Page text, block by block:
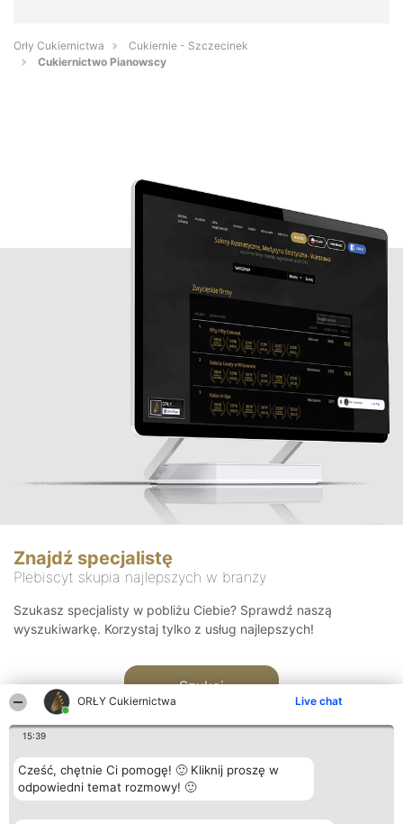
ORŁY Cukiernictwa Live chat
15:39
Cześć, chętnie Ci pomogę! 🙂 Kliknij proszę w
odpowiedni temat rozmowy! 🙂
Orły Cukiernictwa
Cukiernie - Szczecinek
Cukiernictwo Pianowscy
Znajdź specjalistę
Plebiscyt skupia najlepszych w branży
Szukasz specjalisty w pobliżu Ciebie? Sprawdź naszą
wyszukiwarkę. Korzystaj tylko z usług najlepszych!
Szukaj
Organizator plebiscytu Plebiscyt Kontakt